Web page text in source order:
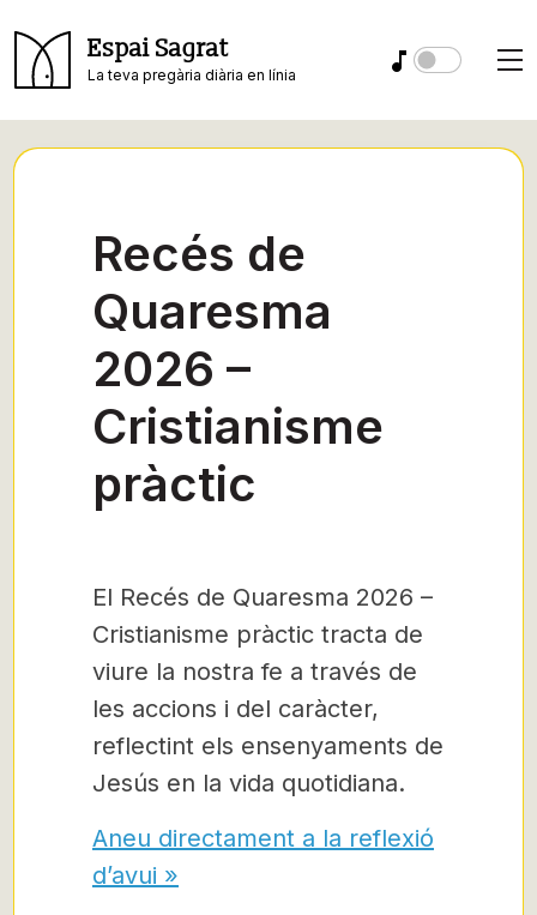
Espai Sagrat
La teva pregària diària en línia
Recés de
Quaresma
2026 –
Cristianisme
pràctic
El Recés de Quaresma 2026 –
Cristianisme pràctic tracta de
viure la nostra fe a través de
les accions i del caràcter,
reflectint els ensenyaments de
Jesús en la vida quotidiana.
Aneu directament a la reflexió
d’avui »